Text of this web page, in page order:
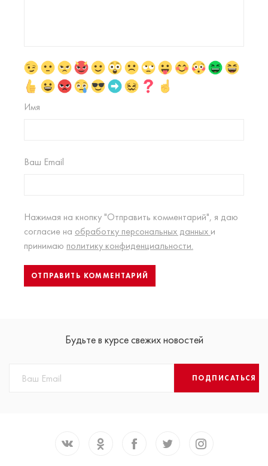
Имя
Ваш Email
Нажимая на кнопку "Отправить комментарий", я даю
согласие на обработку персональных данных и
принимаю политику конфиденциальности.
Будьте в курсе свежих новостей
ПОДПИСАТЬСЯ